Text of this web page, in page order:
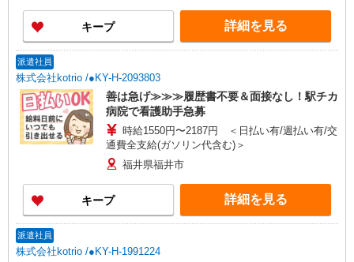
キープ 詳細を見る
派遣社員
株式会社kotrio /●KY-H-2093803
善は急げ≫≫≫履歴書不要＆面接なし！駅チカ
病院で看護助手急募
時給1550円〜2187円 ＜日払い有/週払い有/交
通費全支給(ガソリン代含む)＞
福井県福井市
キープ 詳細を見る
派遣社員
株式会社kotrio /●KY-H-1991224